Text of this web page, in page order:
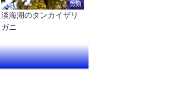
魚類
淡海湖のタンカイザリ
ガニ